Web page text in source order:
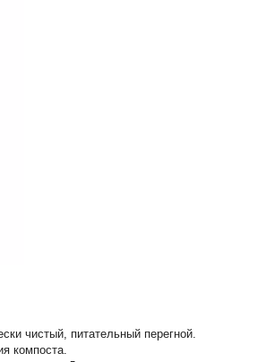
чистый, питательный перегной.
компоста.